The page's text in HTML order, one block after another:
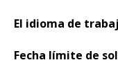
El idioma de
Fecha límite de